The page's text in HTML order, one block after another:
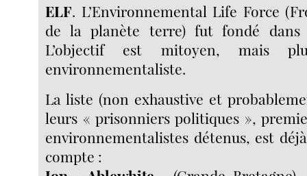
ELF. L’Environnemental Life Force
de la planète terre) fut fondé dans
L’objectif est mitoyen, mais
environnementaliste.
La liste (non exhaustive et
leurs « prisonniers politiques »,
environnementalistes détenus, est
compte :